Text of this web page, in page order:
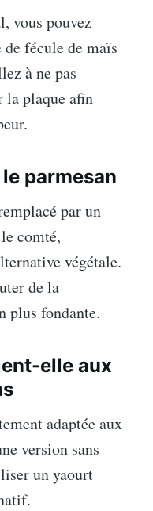
vous pouvez
fécule de maïs
à ne pas
la plaque afin
parmesan
par un
comté,
végétale.
de la
plus fondante.
elle aux
adaptée aux
version sans
un yaourt